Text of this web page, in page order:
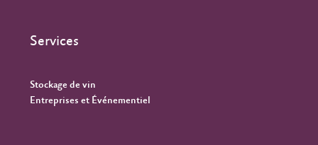
Services
Stockage de vin
Entreprises et Événementiel